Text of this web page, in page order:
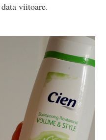
viitoare.